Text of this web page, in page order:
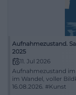
Aufnahmezustand.
2025
11. Jul 2026
Aufnahmezustand
im Wandel, voller
16.08.2026. #Kunst